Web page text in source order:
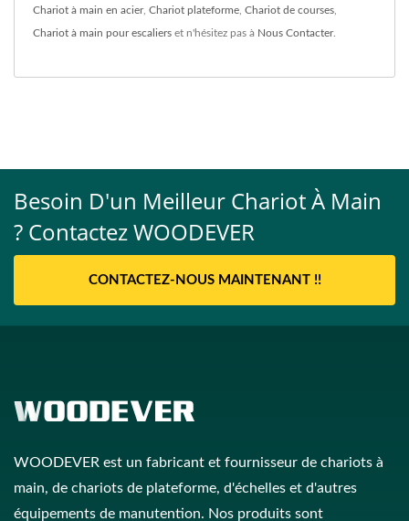
Chariot à main en acier, Chariot plateforme Chariot de courses
Chariot à main pour escaliers et n'hésitez pas à Nous Contacter.
Besoin D'un Meilleur Chariot À Main
? Contactez WOODEVER
CONTACTEZ-NOUS MAINTENANT !!
WOODEVER est un fabricant et fournisseur de chariots à
main, de chariots de plateforme, d'échelles et d'autres
équipements de manutention. Nos produits sont